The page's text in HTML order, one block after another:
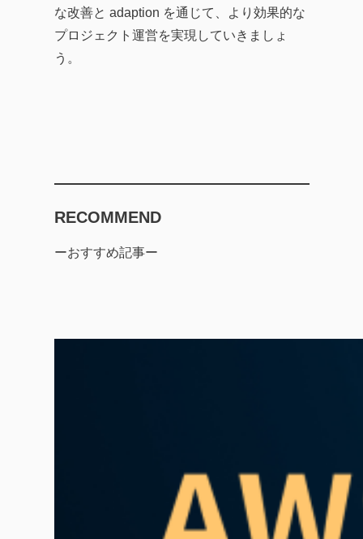
な改善と adaption を通じて、より効果的な
プロジェクト運営を実現していきましょ
う。
RECOMMEND
ーおすすめ記事ー